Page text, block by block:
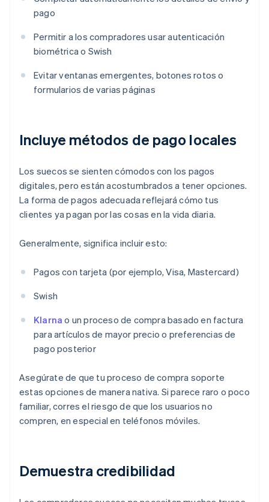
pago
Permitir a los compradores usar autenticación
biométrica o Swish
Evitar ventanas emergentes, botones rotos o
formularios de varias páginas
Incluye métodos de pago locales
Los suecos se sienten cómodos con los pagos
digitales, pero están acostumbrados a tener opciones.
La forma de pagos adecuada reflejará cómo tus
clientes ya pagan por las cosas en la vida diaria.
Generalmente, significa incluir esto:
Pagos con tarjeta (por ejemplo, Visa, Mastercard)
Swish
Klarna o un proceso de compra basado en factura
para artículos de mayor precio o preferencias de
pago posterior
Asegúrate de que tu proceso de compra soporte
estas opciones de manera nativa. Si parece raro o poco
familiar, corres el riesgo de que los usuarios no
compren, en especial en teléfonos móviles.
Demuestra credibilidad